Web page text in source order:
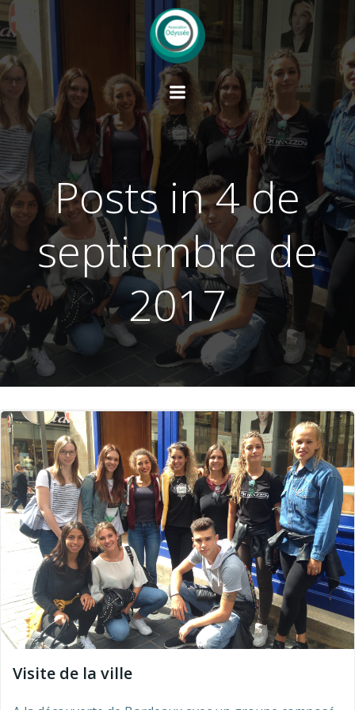
Saltar
al
contenido
Posts in 4 de
septiembre de
2017
Visite de la ville